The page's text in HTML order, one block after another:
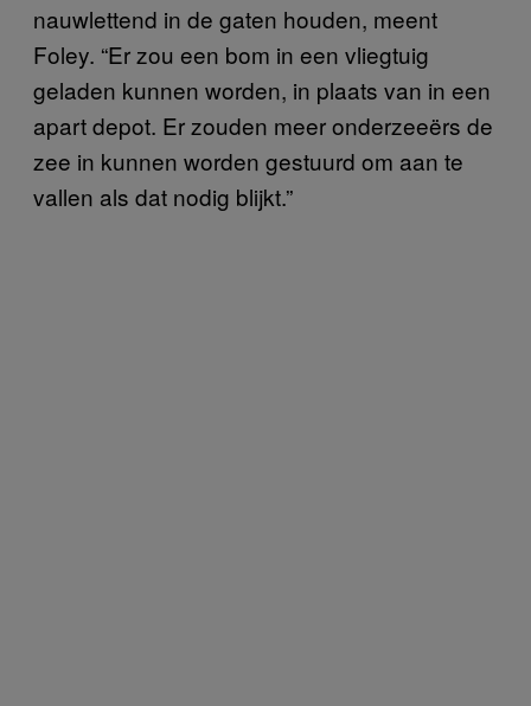
nauwlettend in de gaten houden, meent
Foley. “Er zou een bom in een vliegtuig
geladen kunnen worden, in plaats van in een
apart depot. Er zouden meer onderzeeërs de
zee in kunnen worden gestuurd om aan te
vallen als dat nodig blijkt.”